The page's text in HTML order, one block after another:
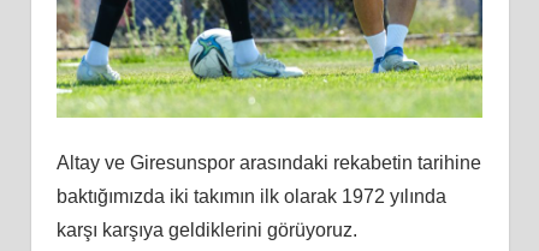
Altay ve Giresunspor arasındaki rekabetin tarihine
baktığımızda iki takımın ilk olarak 1972 yılında
karşı karşıya geldiklerini görüyoruz.